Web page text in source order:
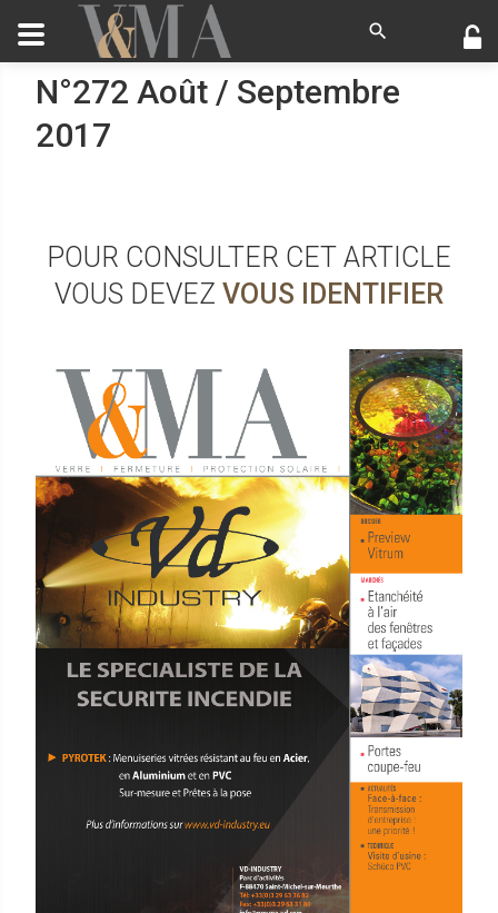
N°272 Août / Septembre
2017
POUR CONSULTER CET ARTICLE
VOUS DEVEZ VOUS IDENTIFIER